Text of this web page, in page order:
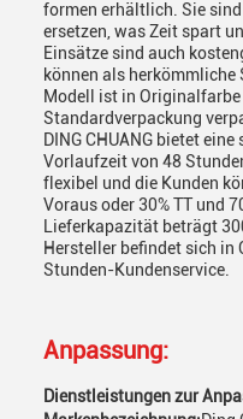
formen erhältlich. Sie
ersetzen, was Zeit spart
Einsätze sind auch
können als herkömmliche
Modell ist in
Standardverpackung
DING CHUANG bietet
Vorlaufzeit von 48
flexibel und die Kunden
Voraus oder 30% TT und
Lieferkapazität beträgt
Hersteller befindet sich in
Stunden-Kundenservice.
Anpassung:
Dienstleistungen zur